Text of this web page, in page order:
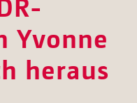
Yvonne
heraus